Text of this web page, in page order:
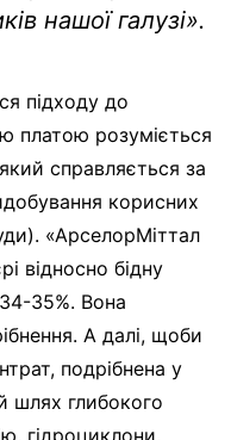
нашої галузі».
підходу до
платою розуміється
справляється за
корисних
«АрселорМіттал
відносно бідну
35%. Вона
А далі, щоби
подрібнена у
шлях глибокого
гідроциклони,